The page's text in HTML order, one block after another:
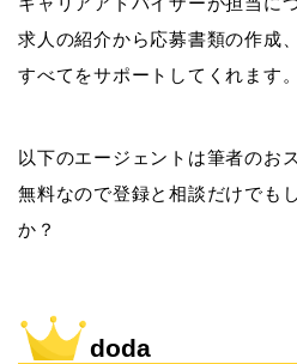
求人の紹介から応募書類の作成
すべてをサポートしてくれます。
以下のエージェントは筆者のお
無料なので登録と相談だけでも
か？
doda